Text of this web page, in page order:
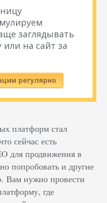
заглядывать
на сайт за
регулярно
платформ стал
сейчас есть
для продвижения в
попробовать и другие
Вам нужно провести
где